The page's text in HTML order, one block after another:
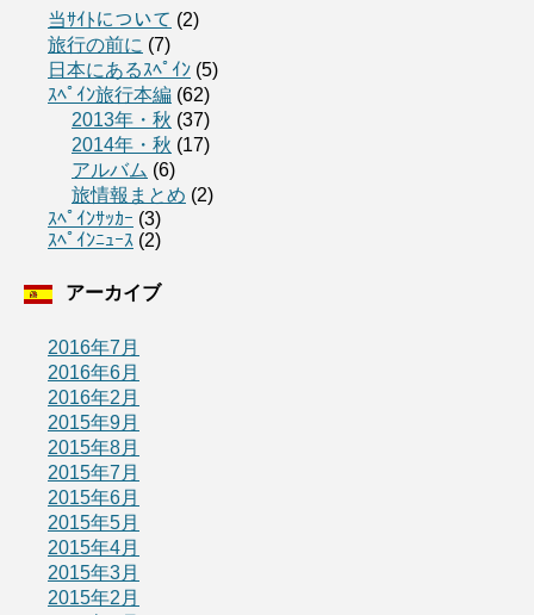
当ｻｲﾄについて (2)
旅行の前に (7)
日本にあるｽﾍﾟｲﾝ (5)
ｽﾍﾟｲﾝ旅行本編 (62)
2013年・秋 (37)
2014年・秋 (17)
アルバム (6)
旅情報まとめ (2)
ｽﾍﾟｲﾝｻｯｶｰ (3)
ｽﾍﾟｲﾝﾆｭｰｽ (2)
アーカイブ
2016年7月
2016年6月
2016年2月
2015年9月
2015年8月
2015年7月
2015年6月
2015年5月
2015年4月
2015年3月
2015年2月